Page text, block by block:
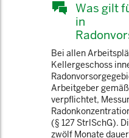
Was gilt
in
Bei allen
Kellergeschoss
Arbeitgeber
verpflichtet,
(§ 127 StrlSchG).
zwölf Monate